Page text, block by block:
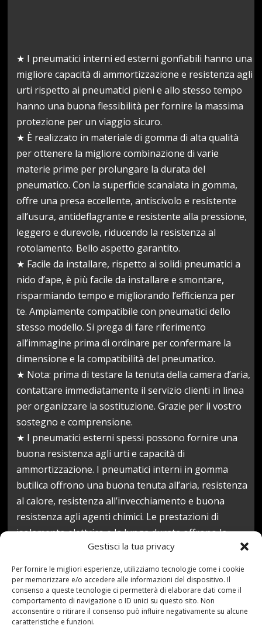
Gestisci la tua privacy
Per fornire le migliori esperienze, utilizziamo tecnologie come i cookie
per memorizzare e/o accedere alle informazioni del dispositivo. Il
consenso a queste tecnologie ci permetterà di elaborare dati come il
comportamento di navigazione o ID unici su questo sito. Non
acconsentire o ritirare il consenso può influire negativamente su alcune
caratteristiche e funzioni.
★ I pneumatici interni ed esterni gonfiabili hanno una
migliore capacità di ammortizzazione e resistenza agli
urti rispetto ai pneumatici pieni e allo stesso tempo
hanno una buona flessibilità per fornire la massima
protezione per un viaggio sicuro.
★ È realizzato in materiale di gomma di alta qualità
per ottenere la migliore combinazione di varie
materie prime per prolungare la durata del
pneumatico. Con la superficie scanalata in gomma,
offre una presa eccellente, antiscivolo e resistente
all’usura, antideflagrante e resistente alla pressione,
leggero e durevole, riducendo la resistenza al
rotolamento. Bello aspetto garantito.
★ Facile da installare, rispetto ai solidi pneumatici a
nido d’ape, è più facile da installare e smontare,
risparmiando tempo e migliorando l’efficienza per
te. Ampiamente compatibile con pneumatici dello
stesso modello. Si prega di fare riferimento
all’immagine prima di ordinare per confermare la
dimensione e la compatibilità del pneumatico.
★ Nota: prima di testare la tenuta della camera d’aria,
contattare immediatamente il servizio clienti in linea
per organizzare la sostituzione. Grazie per il vostro
sostegno e comprensione.
★ I pneumatici esterni spessi possono fornire una
buona resistenza agli urti e capacità di
ammortizzazione. I pneumatici interni in gomma
butilica offrono una buona tenuta all’aria, resistenza
al calore, resistenza all’invecchiamento e buona
resistenza agli agenti chimici. Le prestazioni di
isolamento elettrico e la lunga durata offrono la
massima protezione per i tuoi viaggi sicuri.
Prezzo: 88,02 €
(alla data del May 03, 2021 06:05:24 UTC –Dettagli )